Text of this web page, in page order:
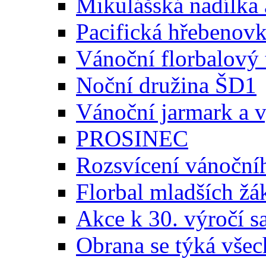
Mikulášská nadílka
Pacifická
Vánoční florbalový
Noční družina ŠD1
Vánoční jarmark a
PROSINEC
Rozsvícení
Florbal mladších
Akce k 30. výročí
Obrana se týká